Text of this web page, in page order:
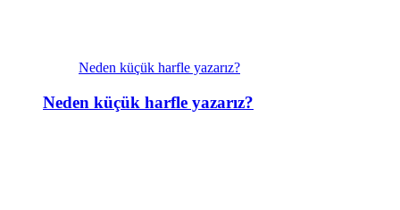
Neden küçük harfle yazarız?
Neden küçük harfle yazarız?